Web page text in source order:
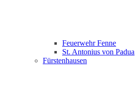
Feuerwehr Fenne
St. Antonius von Padua
Fürstenhausen